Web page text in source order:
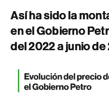
Así ha sido la
en el Gobierno
del 2022 a junio de